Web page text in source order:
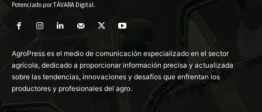
Potenciado porTÁVARA Digital.
AgroPress es el medio de comunicación especializado en el sector
agrícola, dedicado a proporcionar información precisa y actualizada
sobre las tendencias, innovaciones y desafíos que enfrentan los
productores y profesionales del agro.